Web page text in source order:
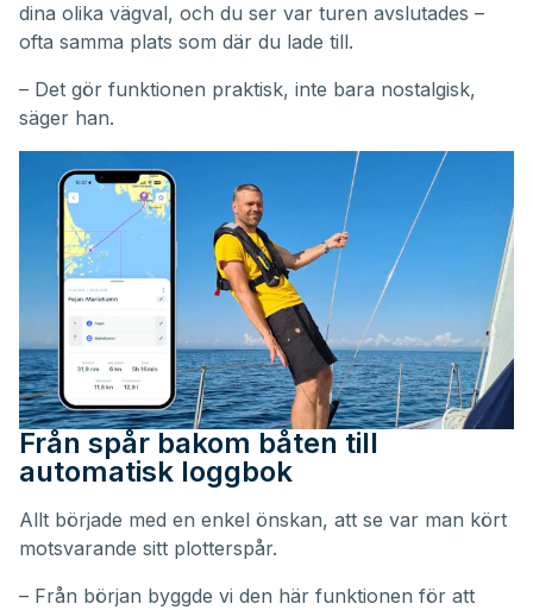
dina olika vägval, och du ser var turen avslutades –
ofta samma plats som där du lade till.
– Det gör funktionen praktisk, inte bara nostalgisk,
säger han.
Från spår bakom båten till
automatisk loggbok
Allt började med en enkel önskan, att se var man kört
motsvarande sitt plotterspår.
– Från början byggde vi den här funktionen för att